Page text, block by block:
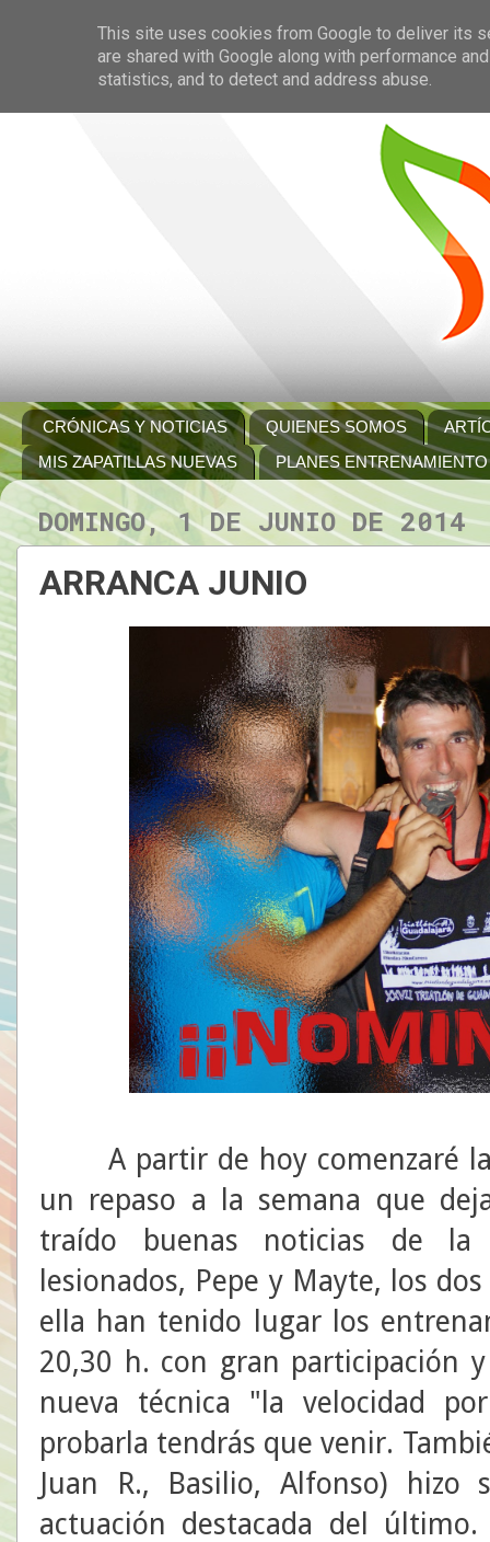
CRÓNICAS Y NOTICIAS QUIENES SOMOS
MIS ZAPATILLAS NUEVAS
PLANES ENTRENAMIENTO
DOMINGO, 1 DE JUNIO DE 2014
ARRANCA JUNIO
A partir de hoy comenzaré
un repaso a la semana que
traído buenas noticias de la
lesionados, Pepe y Mayte, los
ella han tenido lugar los
20,30 h. con gran participación
nueva técnica "la velocidad
probarla tendrás que venir.
Juan R., Basilio, Alfonso) hizo
actuación destacada del
This site uses cookies from Google to deliver its
are shared with Google along with performance
statistics, and to detect and address abuse.